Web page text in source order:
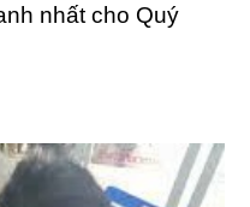
nhất cho Quý